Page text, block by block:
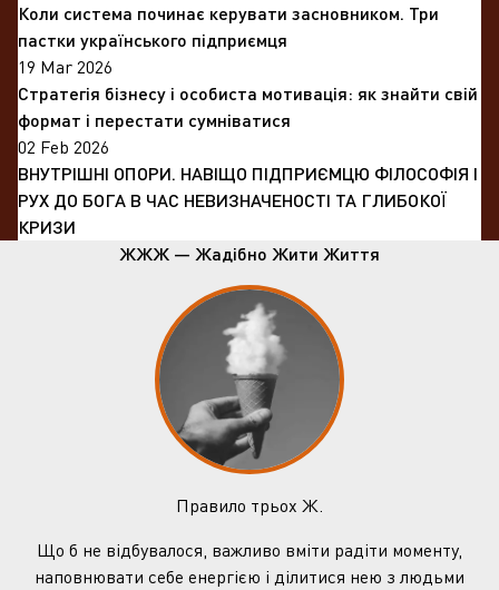
Коли система починає керувати засновником. Три
пастки українського підприємця
19 Mar 2026
Стратегія бізнесу і особиста мотивація: як знайти свій
формат і перестати сумніватися
02 Feb 2026
ВНУТРІШНІ ОПОРИ. НАВІЩО ПІДПРИЄМЦЮ ФІЛОСОФІЯ І
РУХ ДО БОГА В ЧАС НЕВИЗНАЧЕНОСТІ ТА ГЛИБОКОЇ
КРИЗИ
ЖЖЖ — Жадібно Жити Життя
Правило трьох Ж.
Що б не відбувалося, важливо вміти радіти моменту,
наповнювати себе енергією і ділитися нею з людьми